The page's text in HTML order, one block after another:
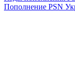
Пополнение PSN